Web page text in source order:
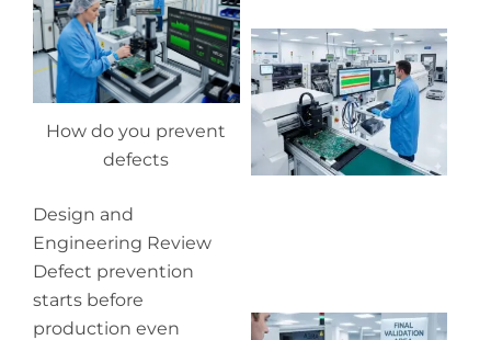
How do you prevent
defects
Design and
Engineering Review
Defect prevention
starts before
production even